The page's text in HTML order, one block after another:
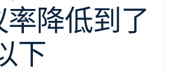
Invoicing
一次性或定期
账单
Tax
销售税和增值
税自动化
能体商务
货币
商务
务自动化
化企业
用内支付
线上付款
建平台或交易市场
订阅
供按用量计费
获取支持
托管支持方案降低到了
下